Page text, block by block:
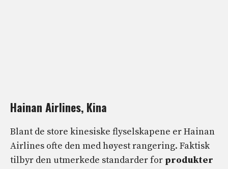
Hainan Airlines, Kina
Blant de store kinesiske flyselskapene er Hainan
Airlines ofte den med høyest rangering. Faktisk
tilbyr den utmerkede standarder for produkter